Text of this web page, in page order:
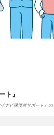
ト』
ナビ保護者サポート』の…